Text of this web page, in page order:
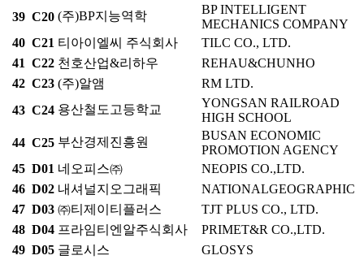
39 C20 (주)BP지능역학
BP INTELLIGENT
MECHANICS COMPANY
40 C21 티아이엘씨 주식회사
TILC CO., LTD.
41 C22 천호산업&리하우
REHAU&CHUNHO
42 C23 (주)알앰
RM LTD.
43 C24 용산철도고등학교
YONGSAN RAILROAD
HIGH SCHOOL
44 C25 부산경제진흥원
BUSAN ECONOMIC
PROMOTION AGENCY
45 D01 네오피스㈜
NEOPIS CO.,LTD.
46 D02 내셔널지오그래픽
NATIONALGEOGRAPHIC
47 D03 ㈜티제이티플러스
TJT PLUS CO., LTD.
48 D04 프라임티엔알주식회사
PRIMET&R CO.,LTD.
49 D05 글로시스
GLOSYS